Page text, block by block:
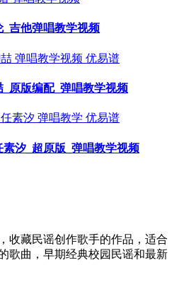
吉他弹唱教学视频
原版编配_弹唱教学视频
汐_超原版_弹唱教学视频
收藏民谣创作歌手的作品，适合
歌曲，早期经典校园民谣和最新